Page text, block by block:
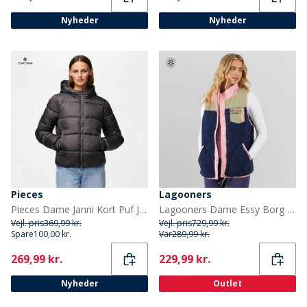
Nyheder Nyheder
Pieces
Pieces Dame Janni Kort Puf Jakke Magnet
Vejl. pris369,99 kr.
Spare100,00 kr.
Current
269,99 kr.
Nyheder
Lagooners
Lagooners Dame Essy Borg Vest Multi
Vejl. pris729,99 kr.
Var289,99 kr.
Current
229,99 kr.
Outlet